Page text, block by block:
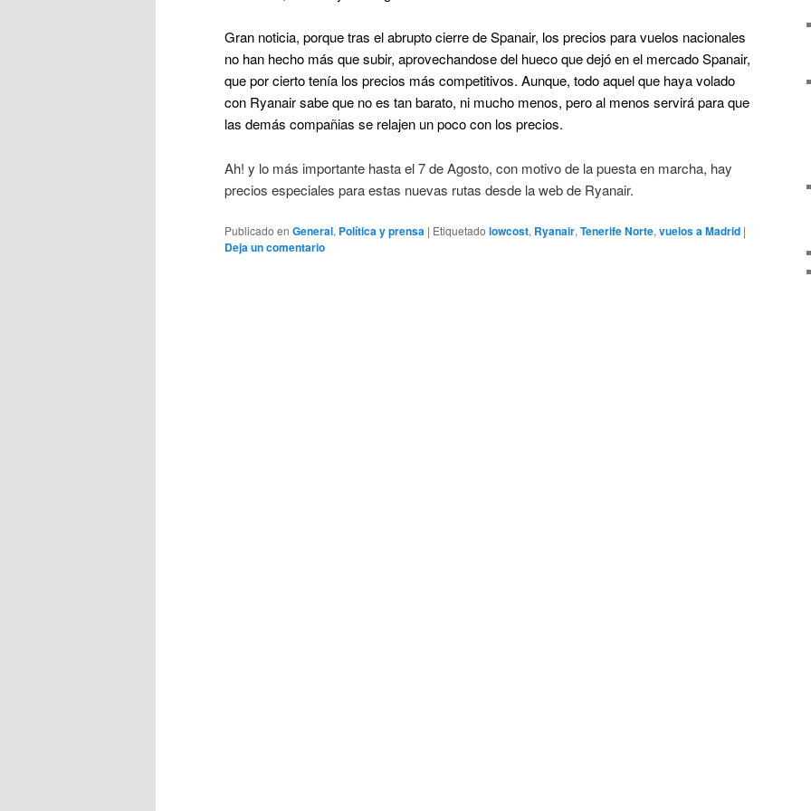
Gran noticia, porque tras el abrupto cierre de Spanair, los precios para vuelos nacionales
no han hecho más que subir, aprovechandose del hueco que dejó en el mercado Spanair,
que por cierto tenía los precios más competitivos. Aunque, todo aquel que haya volado
con Ryanair sabe que no es tan barato, ni mucho menos, pero al menos servirá para que
las demás compañias se relajen un poco con los precios.
Ah! y lo más importante hasta el 7 de Agosto, con motivo de la puesta en marcha, hay
precios especiales para estas nuevas rutas desde la web de Ryanair.
Publicado en General, Política y prensa | Etiquetado lowcost, Ryanair, Tenerife Norte, vuelos a Madrid |
Deja un comentario